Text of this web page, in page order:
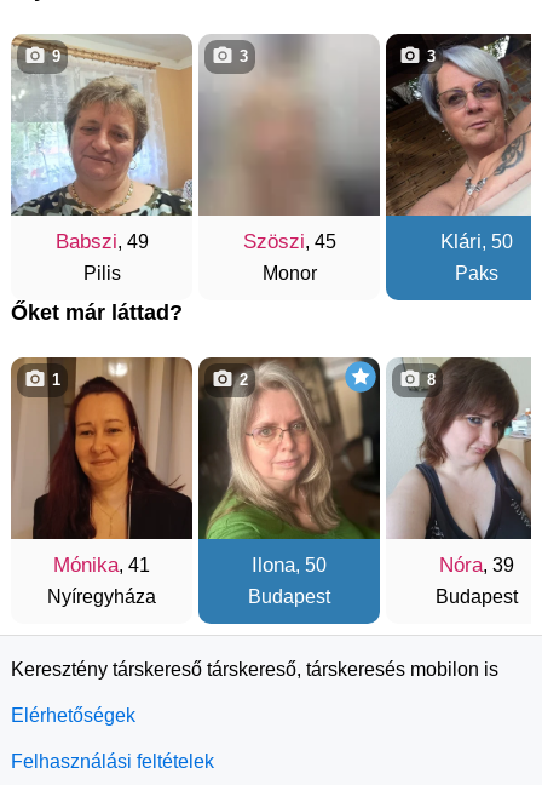
Babszi, 49
Pilis
9
Szöszi, 45
Monor
3
Klári, 50
Paks
3
Őket már láttad?
Mónika, 41
Nyíregyháza
1
Ilona, 50
Budapest
2
Nóra, 39
Budapest
8
Keresztény társkereső társkereső, társkeresés mobilon is
Elérhetőségek
Felhasználási feltételek